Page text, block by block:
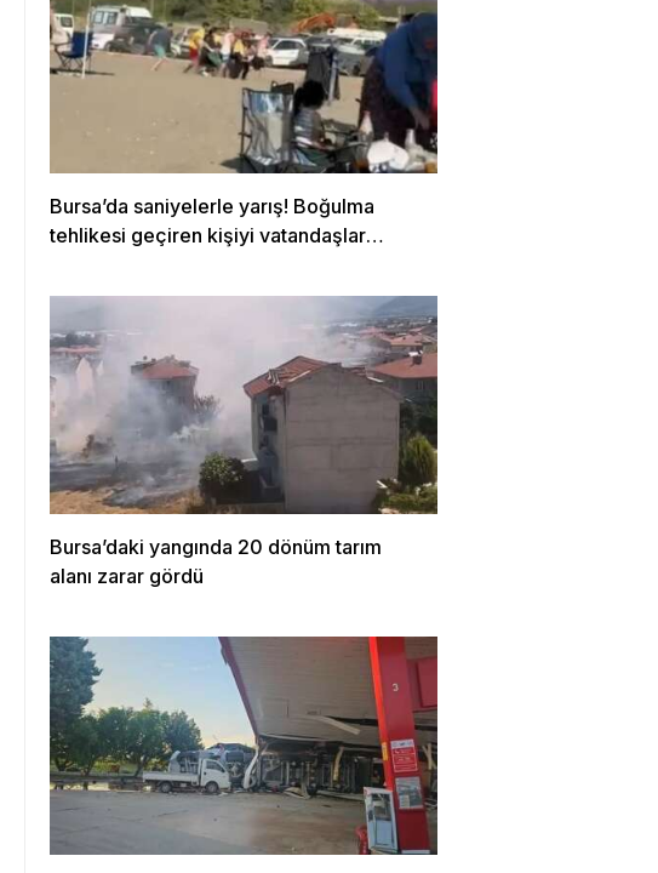
Bursa’da saniyelerle yarış! Boğulma
tehlikesi geçiren kişiyi vatandaşlar
Bursa’daki yangında 20 dönüm tarım
alanı zarar gördü